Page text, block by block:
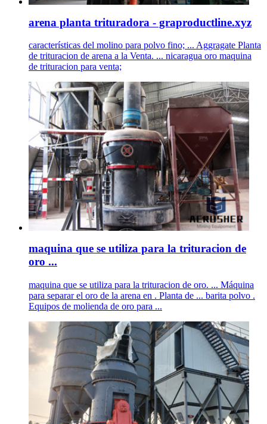
arena planta trituradora - graproductline.xyz
características del molino para polvo fino; ... Aggragate Planta
de trituracion de arena a la Venta. ... nicaragua oro maquina
de trituracion para venta;
maquina que se utiliza para la trituracion de
oro ...
maquina que se utiliza para la trituracion de oro. ... Máquina
para separar el oro de la arena en . Planta de ... barita polvo .
Equipos de molienda de oro para ...